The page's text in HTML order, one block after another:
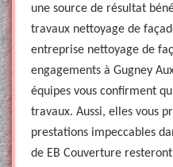
une source de résultat
travaux nettoyage de
entreprise nettoyage de
engagements à Gugney
équipes vous confirment
travaux. Aussi, elles vous
prestations impeccables
de EB Couverture